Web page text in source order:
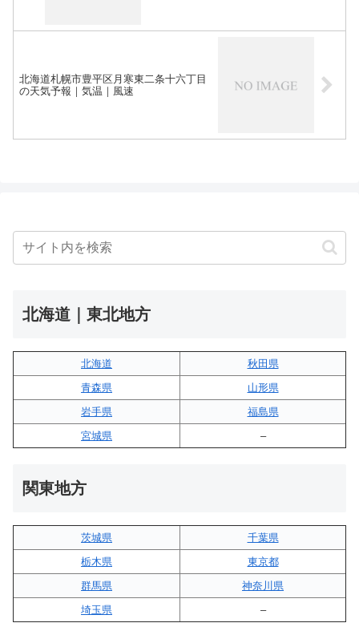
北海道札幌市豊平区月寒東二条十六丁目
の天気予報｜気温｜風速
北海道｜東北地方
北海道
秋田県
青森県
山形県
岩手県
福島県
宮城県
–
関東地方
茨城県
千葉県
栃木県
東京都
群馬県
神奈川県
埼玉県
–